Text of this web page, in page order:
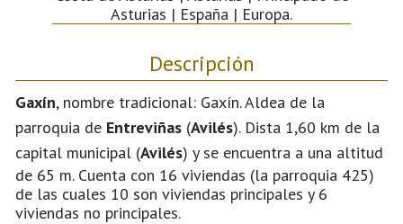
Asturias | España | Europa.
Descripción
Gaxín, nombre tradicional: Gaxín. Aldea de la
parroquia de Entreviñas (Avilés). Dista 1,60 km de la
capital municipal (Avilés) y se encuentra a una altitud
de 65 m. Cuenta con 16 viviendas (la parroquia 425)
de las cuales 10 son viviendas principales y 6
viviendas no principales.